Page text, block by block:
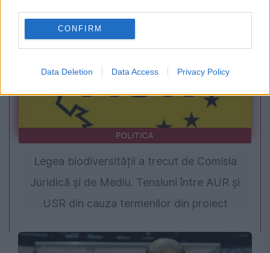
CONFIRM
Data Deletion Data Access Privacy Policy
POLITICA
Legea biodiversității a trecut de Comisia
Juridică și de Mediu. Tensiuni între AUR și
USR din cauza termenilor din proiect